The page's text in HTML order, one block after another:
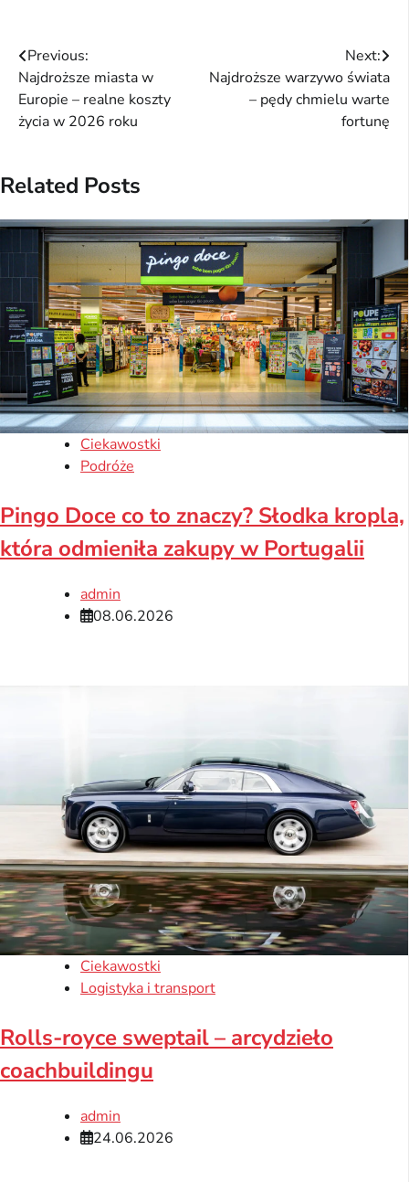
Nawigacja
wpisu
Previous:
Najdroższe miasta w
Europie – realne koszty
życia w 2026 roku
Next:
Najdroższe warzywo świata
– pędy chmielu warte
fortunę
Related Posts
Ciekawostki
Podróże
Pingo Doce co to znaczy? Słodka kropla,
która odmieniła zakupy w Portugalii
admin
08.06.2026
Ciekawostki
Logistyka i transport
Rolls-royce sweptail – arcydzieło
coachbuildingu
admin
24.06.2026